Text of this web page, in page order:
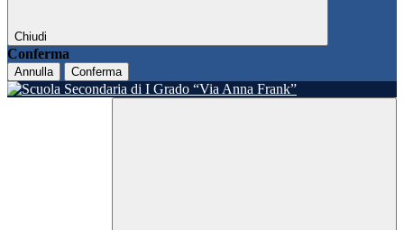
Chiudi
Conferma
Annulla Conferma